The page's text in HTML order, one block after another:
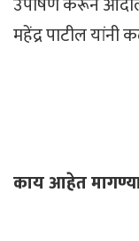
महेंद्र पाटील
काय आहेत